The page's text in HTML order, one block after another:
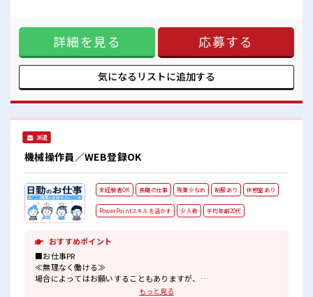
ロッカー付き職場♪
残業がしっかりあるお仕事！
あなたのスキルを活かしませんか？
ススメ。 残業は月20時間以上あります♪ ≪完全週休二日制≫
週末は家族や友人と一緒にプライベート満喫！ ≪動きやすい
制服アリ≫ 制服があるので、 毎日の服装の悩み解消♪ ≪収入
アップを目指せる≫ 高時給だらけの派遣のお仕事です！ ■職
場の雰囲気 休憩室で楽しくランチ♪ 時間があれば昼寝もしち
ゃおう！ 持ち物が多いあなたにもぴったり☆ ロッカー付き職
せんか？
詳細を見る 応募する
気になるリストに追加する
派遣
機械操作員／WEB登録OK
未経験者OK 長期の仕事 残業少なめ 制服あり 休憩室あり
PowerPointスキルを活かす 少人数 平均年齢20代
おすすめポイント
■お仕事PR
≪無理なく働ける≫
場合によってはお願いすることもありますが、
もっと見る